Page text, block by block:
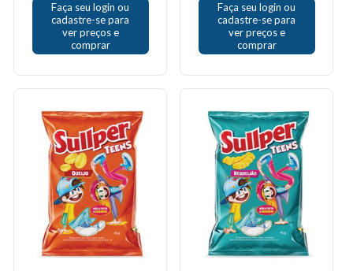
Faça seu login ou
cadastre-se para
ver preços e
comprar
Faça seu login ou
cadastre-se para
ver preços e
comprar